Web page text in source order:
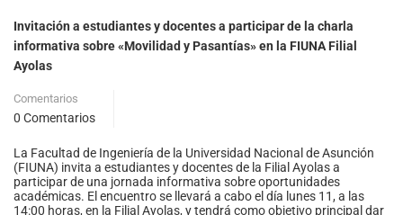
Invitación a estudiantes y docentes a participar de la charla
informativa sobre «Movilidad y Pasantías» en la FIUNA Filial
Ayolas
Comentarios
0 Comentarios
La Facultad de Ingeniería de la Universidad Nacional de Asunción
(FIUNA) invita a estudiantes y docentes de la Filial Ayolas a
participar de una jornada informativa sobre oportunidades
académicas. El encuentro se llevará a cabo el día lunes 11, a las
14:00 horas, en la Filial Ayolas, y tendrá como objetivo principal dar